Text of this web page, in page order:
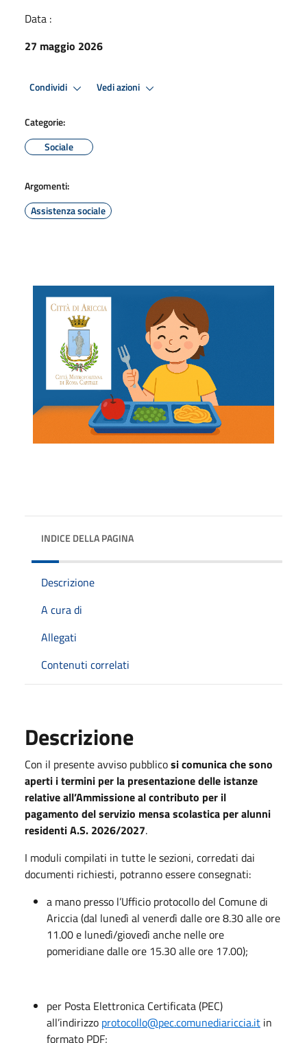
Data :
27 maggio 2026
Condividi Vedi azioni
Categorie:
Sociale
Argomenti:
Assistenza sociale
INDICE DELLA PAGINA
Descrizione
A cura di
Allegati
Contenuti correlati
Descrizione
Con il presente avviso pubblicosi comunica che sono
aperti i termini per la presentazione delle istanze
relative all’Ammissione al contributo per il
pagamento del servizio mensa scolastica per alunni
residenti A.S. 2026/2027.
I moduli compilati in tutte le sezioni, corredati dai
documenti richiesti, potranno essere consegnati:
a mano presso l’Ufficio protocollo del Comune di
Ariccia (dal lunedì al venerdì dalle ore 8.30 alle ore
11.00 e lunedì/giovedì anche nelle ore
pomeridiane dalle ore 15.30 alle ore 17.00);
per Posta Elettronica Certificata (PEC)
all’indirizzo protocollo@pec.comunediariccia.it in
formato PDF;